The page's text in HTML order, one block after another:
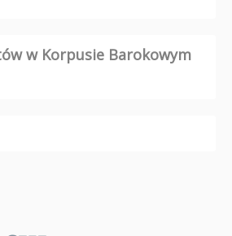
w Korpusie Barokowym